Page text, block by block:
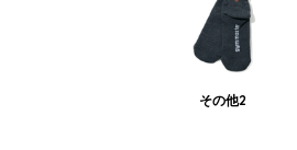
その他2